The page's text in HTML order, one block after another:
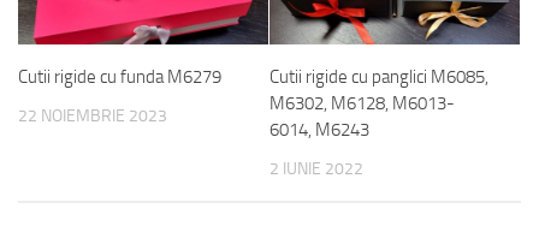
Cutii rigide cu funda M6279
22 NOIEMBRIE 2023
Cutii rigide cu panglici M6085,
M6302, M6128, M6013-
6014, M6243
2 IUNIE 2022